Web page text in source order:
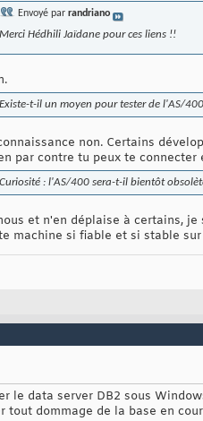
Envoyé par randriano
Merci Hédhili Jaïdane pour ces liens !!
Existe-t-il un moyen pour tester de l'AS/
non. Certains
par contre tu peux te connecter
Curiosité : l'AS/400 sera-t-il bientôt
et n'en déplaise à certains,
machine si fiable et si stable
le data server DB2 sous
tout dommage de la base en